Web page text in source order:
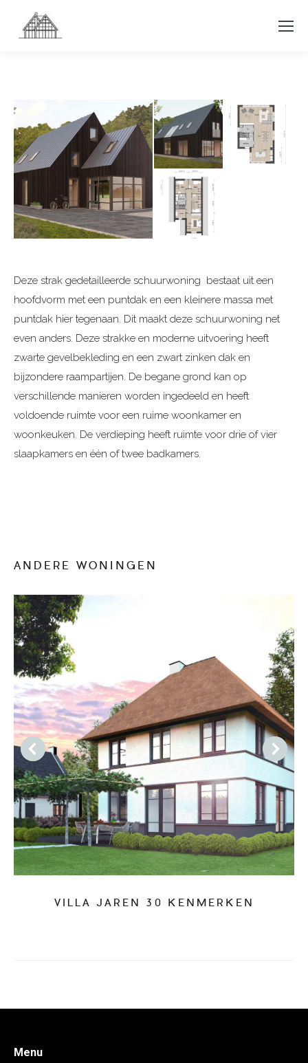
Deze strak gedetailleerde schuurwoning bestaat uit een
hoofdvorm met een puntdak en een kleinere massa met
puntdak hier tegenaan. Dit maakt deze schuurwoning net
even anders. Deze strakke en moderne uitvoering heeft
zwarte gevelbekleding en een zwart zinken dak en
bijzondere raampartijen. De begane grond kan op
verschillende manieren worden ingedeeld en heeft
voldoende ruimte voor een ruime woonkamer en
woonkeuken. De verdieping heeft ruimte voor drie of vier
slaapkamers en één of twee badkamers.
ANDERE WONINGEN
VILLA JAREN 30 KENMERKEN
Menu